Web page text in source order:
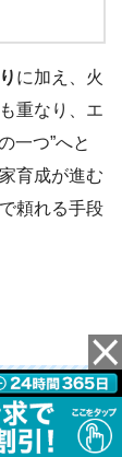
に加え、火
重なり、エ
一つ”へと
育成が進む
頼れる手段
意点